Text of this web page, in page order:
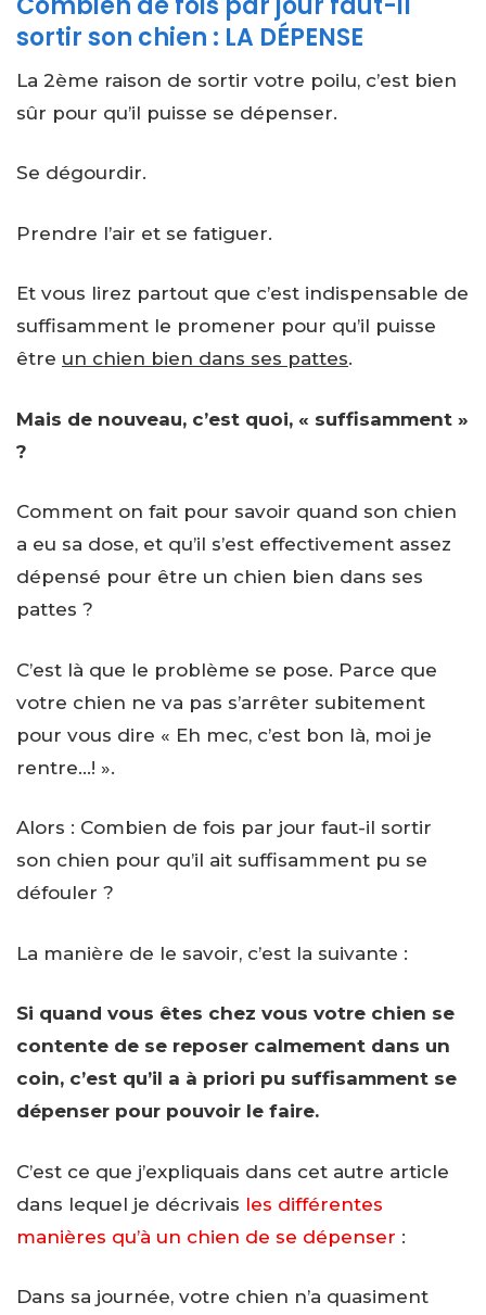
sortir son chien : LA DÉPENSE
La 2ème raison de sortir votre poilu, c’est bien
sûr pour qu’il puisse se dépenser.
Se dégourdir.
Prendre l’air et se fatiguer.
Et vous lirez partout que c’est indispensable de
suffisamment le promener pour qu’il puisse
être un chien bien dans ses pattes.
Mais de nouveau, c’est quoi, « suffisamment »
?
Comment on fait pour savoir quand son chien
a eu sa dose, et qu’il s’est effectivement assez
dépensé pour être un chien bien dans ses
pattes ?
C’est là que le problème se pose. Parce que
votre chien ne va pas s’arrêter subitement
pour vous dire « Eh mec, c’est bon là, moi je
rentre…! ».
Alors : Combien de fois par jour faut-il sortir
son chien pour qu’il ait suffisamment pu se
défouler ?
La manière de le savoir, c’est la suivante :
Si quand vous êtes chez vous votre chien se
contente de se reposer calmement dans un
coin, c’est qu’il a à priori pu suffisamment se
dépenser pour pouvoir le faire.
C’est ce que j’expliquais dans cet autre article
dans lequel je décrivais les différentes
manières qu’à un chien de se dépenser :
Dans sa journée, votre chien n’a quasiment